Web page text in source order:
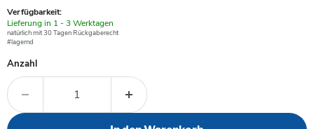
Verfügbarkeit:
Verfügbar
-
Lieferung in 1 - 3 Werktagen
natürlich mit 30 Tagen Rückgaberecht
#lagernd
Anzahl